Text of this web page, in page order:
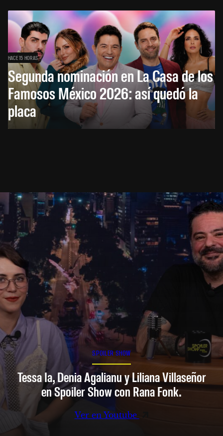
HACE 15 HORAS
Segunda nominación en La Casa de los
Famosos México 2026: así quedó la
placa
SPOILER SHOW
Tessa Ia, Denia Agalianu y Liliana Villaseñor
en Spoiler Show con Rana Fonk.
Ver en Youtube